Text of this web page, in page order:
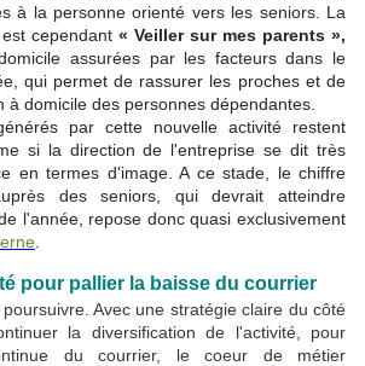
à la personne orienté vers les seniors. La
cependant « Veiller sur mes parents »,
assurées par les facteurs dans le
qui permet de rassurer les proches et de
à domicile des personnes dépendantes.
par cette nouvelle activité restent
si la direction de l'entreprise se dit très
en termes d'image. A ce stade, le chiffre
des seniors, qui devrait atteindre
l'année, repose donc quasi exclusivement
pour pallier la baisse du courrier
Avec une stratégie claire du côté
la diversification de l'activité, pour
du courrier, le coeur de métier